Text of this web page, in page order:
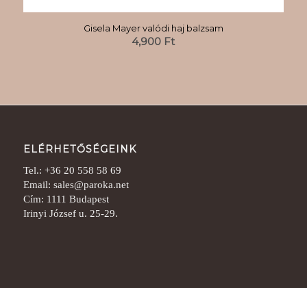
Gisela Mayer valódi haj balzsam
4,900 Ft
ELÉRHETŐSÉGEINK
Tel.: +36 20 558 58 69
Email: sales@paroka.net
Cím: 1111 Budapest
Irinyi József u. 25-29.